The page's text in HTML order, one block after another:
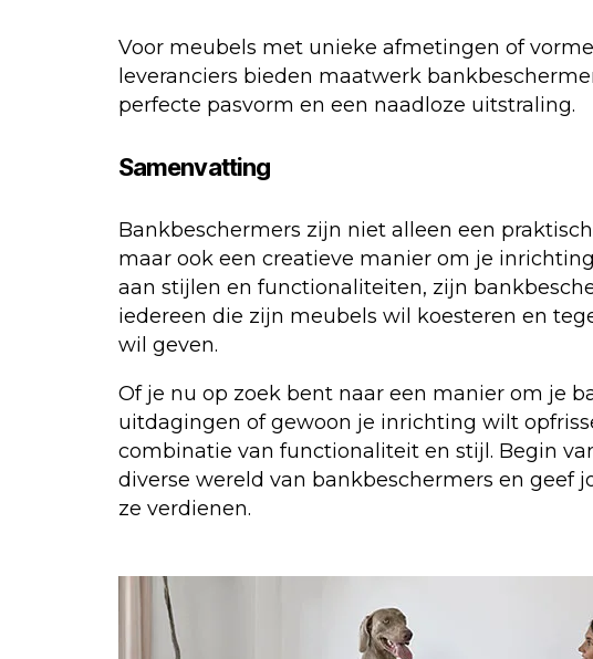
Voor meubels met unieke afmetingen of
leveranciers bieden maatwerk
perfecte pasvorm en een naadloze uitstraling.
Samenvatting
Bankbeschermers zijn niet alleen een
maar ook een creatieve manier om je
aan stijlen en functionaliteiten, zijn
iedereen die zijn meubels wil koesteren en
wil geven.
Of je nu op zoek bent naar een manier om je
uitdagingen of gewoon je inrichting wilt
combinatie van functionaliteit en stijl. Begin
diverse wereld van bankbeschermers en geef
ze verdienen.